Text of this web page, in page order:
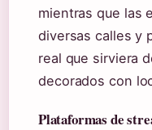
mientras que las
diversas calles y
real que sirviera
decorados con
Plataformas de